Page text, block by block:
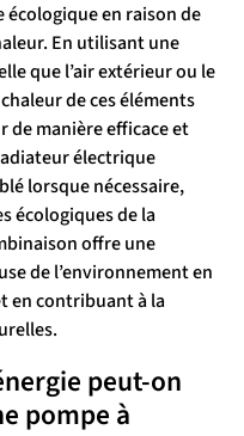
en raison de
En utilisant une
que l’air extérieur ou le
de ces éléments
de manière efficace et
électrique
lorsque nécessaire,
écologiques de la
offre une
de l’environnement en
en contribuant à la
peut-on
pompe à